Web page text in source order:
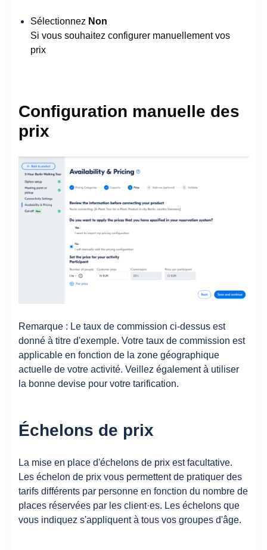
Sélectionnez Non
Si vous souhaitez configurer manuellement vos
prix
Configuration manuelle des
prix
Remarque : Le taux de commission ci-dessus est
donné à titre d'exemple. Votre taux de commission est
applicable en fonction de la zone géographique
actuelle de votre activité. Veillez également à utiliser
la bonne devise pour votre tarification.
Échelons de prix
La mise en place d'échelons de prix est facultative.
Les échelon de prix vous permettent de pratiquer des
tarifs différents par personne en fonction du nombre de
places réservées par les client·es. Les échelons que
vous indiquez s'appliquent à tous vos groupes d'âge.